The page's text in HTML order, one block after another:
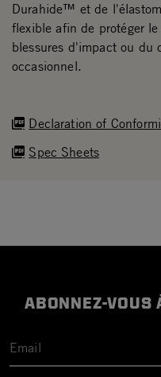
Declaration of
Spec Sheets
Durahide™ et de
flexible afin de protéger
blessures d'impact ou du
occasionnel.
ABONNEZ-VOUS